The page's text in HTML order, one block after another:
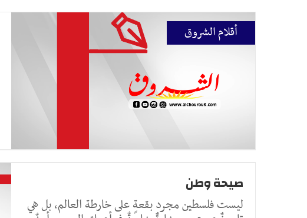
أقلام الشروق
صيحة وطن
ليست فلسطين مجرد بقعةٍ على خارطة العالم، بل هي